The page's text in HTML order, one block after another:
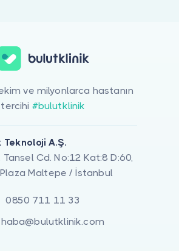
ve milyonlarca hastanın
tercihi #bulutklinik
Teknoloji A.Ş.
Tansel Cd. No:12 Kat:8 D:60,
Maltepe / İstanbul
0850 711 11 33